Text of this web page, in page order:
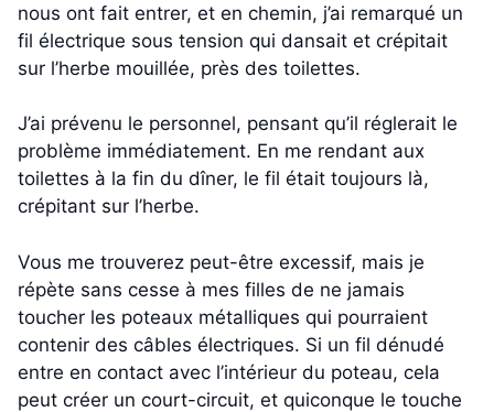
nous ont fait entrer, et en chemin, j’ai remarqué un
fil électrique sous tension qui dansait et crépitait
sur l’herbe mouillée, près des toilettes.
J’ai prévenu le personnel, pensant qu’il réglerait le
problème immédiatement. En me rendant aux
toilettes à la fin du dîner, le fil était toujours là,
crépitant sur l’herbe.
Vous me trouverez peut-être excessif, mais je
répète sans cesse à mes filles de ne jamais
toucher les poteaux métalliques qui pourraient
contenir des câbles électriques. Si un fil dénudé
entre en contact avec l’intérieur du poteau, cela
peut créer un court-circuit, et quiconque le touche